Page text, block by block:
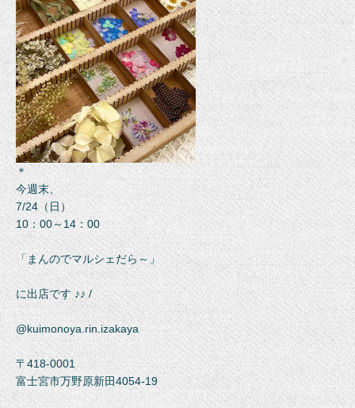
＊
今週末、
7/24（日）
10：00～14：00
「まんのでマルシェだら～」
に出店です ♪♪ /
@kuimonoya.rin.izakaya
〒418-0001
富士宮市万野原新田4054-19